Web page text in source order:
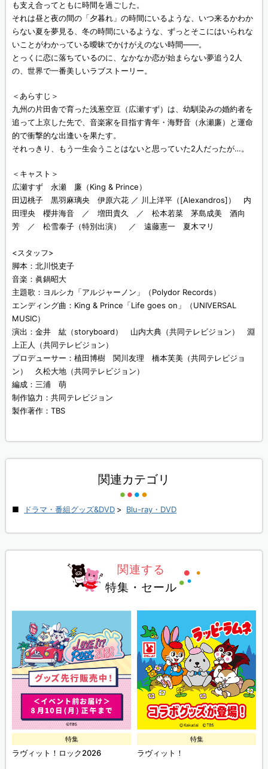
も支え合ってともに時間を過ごした。
それは昼と夜の間の「夕暮れ」の時間にいるような、いつ来るかわか
らない夏を夢見る、冬の時間にいるような、ずっとそこにはいられな
いことがわかっている曖昧でかけがえのない時間――。
とっくに恋に落ちているのに、なかなか恋が始まらない夢追う2人
の、世界で一番美しいラブストーリー。
＜あらすじ＞
九州の片田舎で育った浅葱空豆（広瀬すず）は、幼馴染みの婚約者を
追って上京した先で、音楽家を目指す青年・海野音（永瀬廉）と運命
的で衝撃的な出逢いを果たす。
それっきり、もう一生会うことはないと思っていた2人だったが…。
＜キャスト＞
広瀬すず 永瀬 廉（King & Prince）
田辺桃子 黒羽麻璃央 伊原六花 ／ 川上洋平（[Alexandros]） 内
田理央 櫻井海音 ／ 増田貴久 ／ 松本若菜 茅島成美 酒向
芳 ／ 松雪泰子（特別出演） ／ 遠藤憲一 夏木マリ
<スタッフ>
脚本：北川悦吏子
音楽：眞鍋昭大
主題歌：ヨルシカ「アルジャーノン」（Polydor Records）
エンディング曲：King & Prince「Life goes on」（UNIVERSAL
MUSIC）
演出：金井 紘（storyboard） 山内大典（共同テレビジョン） 淵
上正人（共同テレビジョン）
プロデューサー：植田博樹 関川友理 橋本芙美（共同テレビジョ
ン） 久松大地（共同テレビジョン）
編成：三浦 萌
制作協力：共同テレビジョン
製作著作：TBS
関連カテゴリ
ドラマ・番組グッズ&DVD > Blu-ray・DVD
関連する
特集・セール
特集
ラヴィット！ロック2026
特集
ラヴィット！